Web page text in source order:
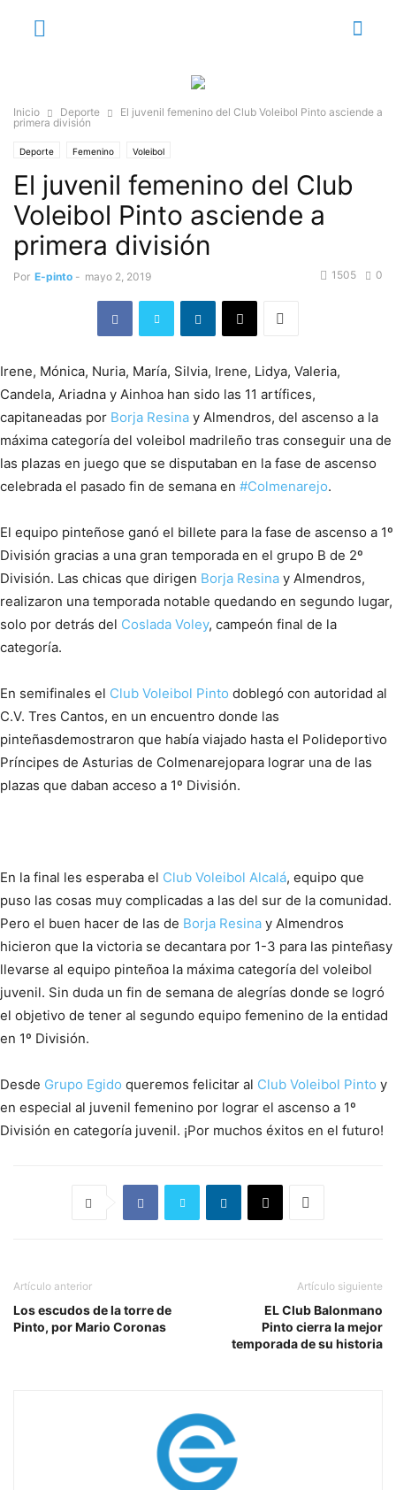
Inicio Deporte
El juvenil femenino del Club Voleibol Pinto asciende a
primera división
Deporte Femenino Voleibol
El juvenil femenino del Club
Voleibol Pinto asciende a
primera división
Por E-pinto - mayo 2, 2019 0
1505
Irene, Mónica, Nuria, María, Silvia, Irene, Lidya, Valeria,
Candela, Ariadna y Ainhoa han sido las 11 artífices,
capitaneadas por Borja Resina y Almendros, del ascenso a la
máxima categoría del voleibol madrileño tras conseguir una de
las plazas en juego que se disputaban en la fase de ascenso
celebrada el pasado fin de semana en #Colmenarejo.
El equipo pinteñose ganó el billete para la fase de ascenso a 1º
División gracias a una gran temporada en el grupo B de 2º
División. Las chicas que dirigen Borja Resina y Almendros,
realizaron una temporada notable quedando en segundo lugar,
solo por detrás del Coslada Voley, campeón final de la
categoría.
En semifinales el Club Voleibol Pinto doblegó con autoridad al
C.V. Tres Cantos, en un encuentro donde las
pinteñasdemostraron que había viajado hasta el Polideportivo
Príncipes de Asturias de Colmenarejopara lograr una de las
plazas que daban acceso a 1º División.
En la final les esperaba el Club Voleibol Alcalá, equipo que
puso las cosas muy complicadas a las del sur de la comunidad.
Pero el buen hacer de las de Borja Resina y Almendros
hicieron que la victoria se decantara por 1-3 para las pinteñasy
llevarse al equipo pinteñoa la máxima categoría del voleibol
juvenil. Sin duda un fin de semana de alegrías donde se logró
el objetivo de tener al segundo equipo femenino de la entidad
en 1º División.
Desde Grupo Egido queremos felicitar al Club Voleibol Pinto y
en especial al juvenil femenino por lograr el ascenso a 1º
División en categoría juvenil. ¡Por muchos éxitos en el futuro!
Artículo anterior
Los escudos de la torre de
Pinto, por Mario Coronas
Artículo siguiente
EL Club Balonmano
Pinto cierra la mejor
temporada de su historia